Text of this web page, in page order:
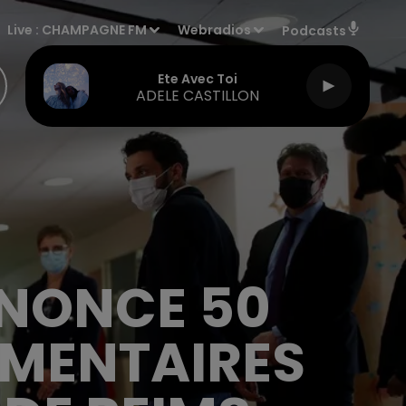
Live : CHAMPAGNE FM Webradios Podcasts
Ete Avec Toi
ADELE CASTILLON
50